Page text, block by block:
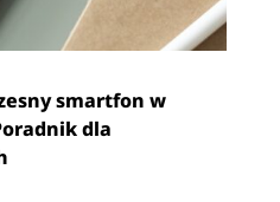
smartfon w
dla